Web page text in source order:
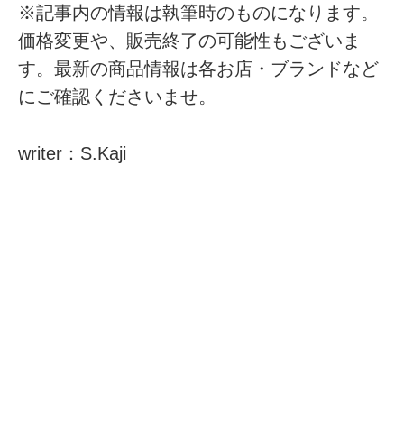
※記事内の情報は執筆時のものになります。
価格変更や、販売終了の可能性もございま
す。最新の商品情報は各お店・ブランドなど
にご確認くださいませ。
writer：S.Kaji